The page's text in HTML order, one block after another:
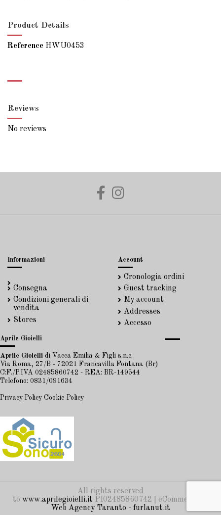
Product Details
Reference HWU0453
Reviews
No reviews
Informazioni
Consegna
Condizioni generali di
vendita
Stores
Account
Cronologia ordini
Guest tracking
My account
Addresses
Accesso
Aprile Gioielli
Aprile Gioielli di Vacca Emilia & Figli s.n.c.
Via Roma, 27/B - 72021 Francavilla Fontana (Br)
C:F./P.IVA 02485860742 - REA: BR-149544
Telefono: 0831/091634
Privacy Policy Cookie Policy
All rights reserved
to www.aprilegioielli.it PI02485860742 | eCommerce by
Web Agency Taranto - furlanut.it